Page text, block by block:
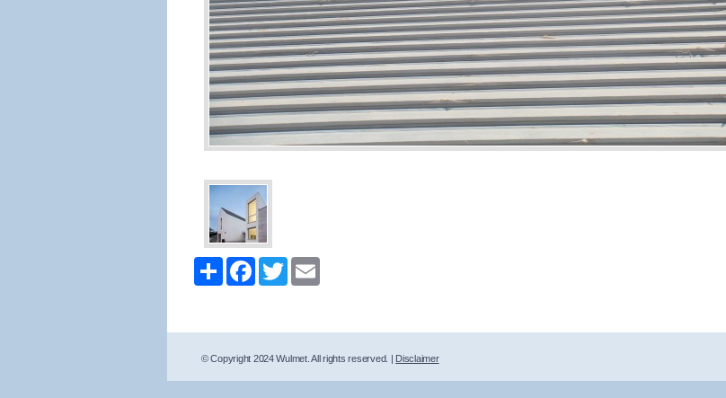
Share FacebookTwitter
© Copyright 2024 Wulmet. All rights reserved. | Disclaimer